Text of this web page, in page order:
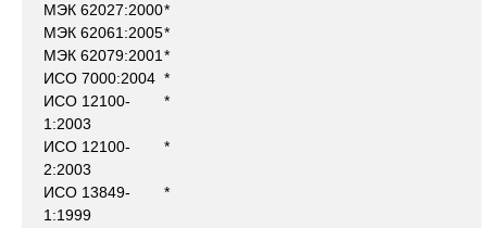
МЭК 62027:2000*
МЭК 62061:2005*
МЭК 62079:2001 *
ИСО 7000:2004 *
ИСО 12100-
1:2003
*
ИСО 12100-
2:2003
*
ИСО 13849-
1:1999
*